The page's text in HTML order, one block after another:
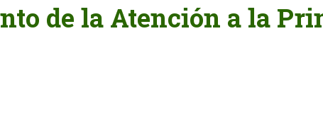
de la Atención a la